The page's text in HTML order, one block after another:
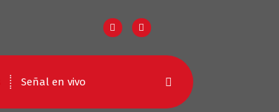
Señal en vivo